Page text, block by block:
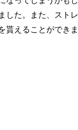
した。また、ストレ
貰えることができま